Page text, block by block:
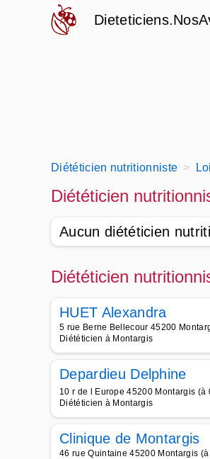
Diététicien nutritionniste
Diététicien
Aucun diététicien
Diététicien
HUET Alexandra
5 rue Berne Bellecour 45200
Diététicien à Montargis
Depardieu Delphine
10 r de l Europe 45200 Montargis
Diététicien à Montargis
Clinique de Montargis
46 rue Quintaine 45200 Montargis